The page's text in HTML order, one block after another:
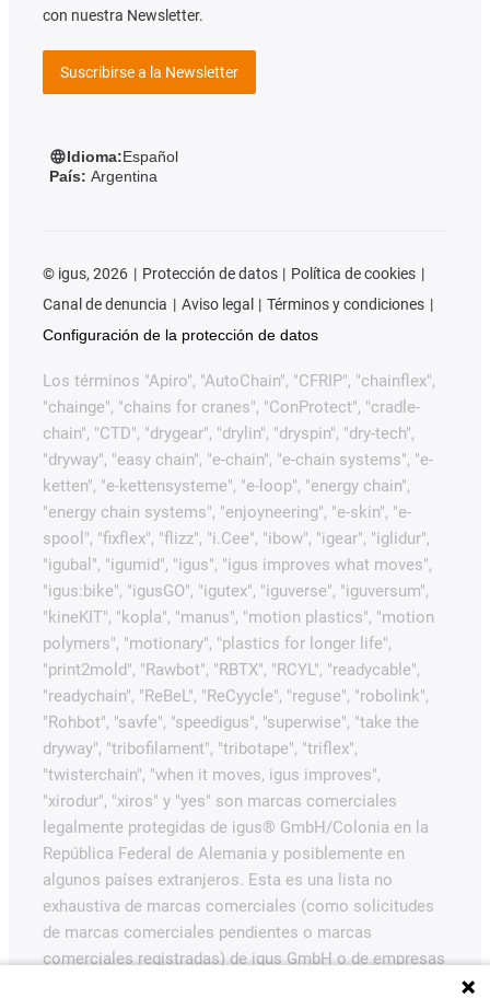
con nuestra Newsletter.
Suscribirse a la Newsletter
Idioma:Español
País: Argentina
© igus, 2026 Protección de datos
Política de cookies
Canal de denuncia
Aviso legal
Términos y condiciones
Configuración de la protección de datos
Los términos "Apiro", "AutoChain", "CFRIP", "chainflex",
"chainge", "chains for cranes", "ConProtect", "cradle-
chain", "CTD", "drygear", "drylin", "dryspin", "dry-tech",
"dryway", "easy chain", "e-chain", "e-chain systems", "e-
ketten", "e-kettensysteme", "e-loop", "energy chain",
"energy chain systems", "enjoyneering", "e-skin", "e-
spool", "fixflex", "flizz", "i.Cee", "ibow", "igear", "iglidur",
"igubal", "igumid", "igus", "igus improves what moves",
"igus:bike", "igusGO", "igutex", "iguverse", "iguversum",
"kineKIT", "kopla", "manus", "motion plastics", "motion
polymers", "motionary", "plastics for longer life",
"print2mold", "Rawbot", "RBTX", "RCYL", "readycable",
"readychain", "ReBeL", "ReCyycle", "reguse", "robolink",
"Rohbot", "savfe", "speedigus", "superwise", "take the
dryway", "tribofilament", "tribotape", "triflex",
"twisterchain", "when it moves, igus improves",
"xirodur", "xiros" y "yes" son marcas comerciales
legalmente protegidas de igus® GmbH/Colonia en la
República Federal de Alemania y posiblemente en
algunos países extranjeros. Esta es una lista no
exhaustiva de marcas comerciales (como solicitudes
de marcas comerciales pendientes o marcas
comerciales registradas) de igus GmbH o de empresas